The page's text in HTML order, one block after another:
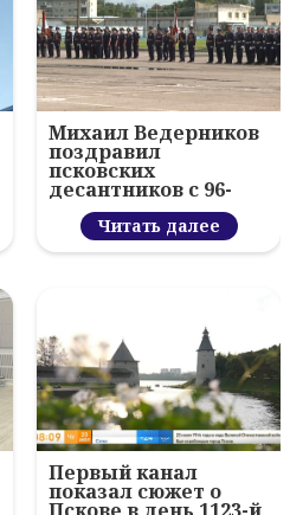
Михаил Ведерников
поздравил
псковских
десантников с 96-
летием ВДВ и
вручил награды
Читать далее
Первый канал
показал сюжет о